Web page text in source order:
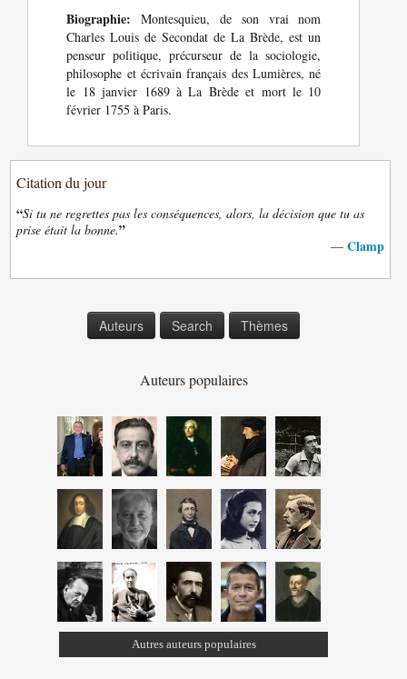
Biographie: Montesquieu, de son vrai nom
Charles Louis de Secondat de La Brède, est un
penseur politique, précurseur de la sociologie,
philosophe et écrivain français des Lumières, né
le 18 janvier 1689 à La Brède et mort le 10
février 1755 à Paris.
Citation du jour
“Si tu ne regrettes pas les conséquences, alors, la décision que tu as
prise était la bonne.”
— Clamp
Auteurs Search Thèmes
Auteurs populaires
Autres auteurs populaires